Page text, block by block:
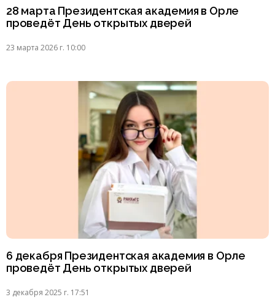
28 марта Президентская академия в Орле
проведёт День открытых дверей
23 марта 2026 г. 10:00
6 декабря Президентская академия в Орле
проведёт День открытых дверей
3 декабря 2025 г. 17:51